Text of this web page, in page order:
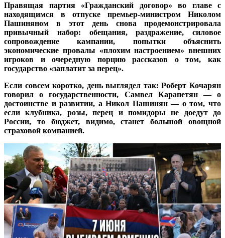
Правящая партия «Гражданский договор» во главе с
находящимся в отпуске премьер-министром Николом
Пашиняном в этот день снова продемонстрировала
привычный набор: обещания, раздражение, силовое
сопровождение кампании, попытки объяснить
экономические провалы «плохим настроением» внешних
игроков и очередную порцию рассказов о том, как
государство «заплатит за перец».
Если совсем коротко, день выглядел так: Роберт Кочарян
говорил о государственности, Самвел Карапетян — о
достоинстве и развитии, а Никол Пашинян — о том, что
если клубника, розы, перец и помидоры не доедут до
России, то бюджет, видимо, станет большой овощной
страховой компанией.